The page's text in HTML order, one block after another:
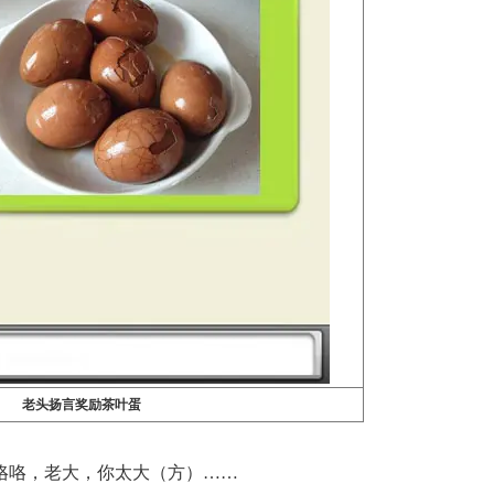
老头扬言奖励茶叶蛋
，老大，你太大（方）……